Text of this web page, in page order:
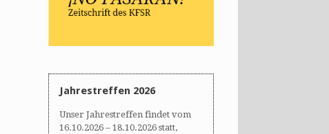
Jahrestreffen 2026
Unser Jahrestreffen findet vom
16.10.2026 – 18.10.2026 statt,